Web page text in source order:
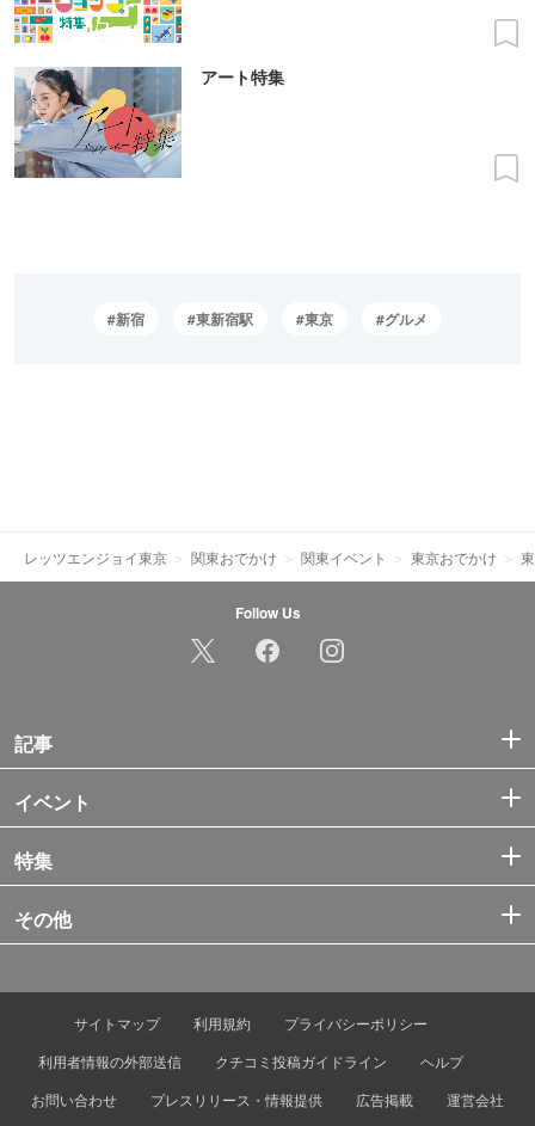
アート特集
新宿 東新宿駅 東京 グルメ
レッツエンジョイ東京 関東おでかけ 関東イベント 東京おでかけ
Follow Us
記事
イベント
特集
その他
サイトマップ 利用規約
プライバシーポリシー
利用者情報の外部送信
クチコミ投稿ガイドライン
ヘルプ
お問い合わせ
プレスリリース・情報提供 広告掲載 運営会社